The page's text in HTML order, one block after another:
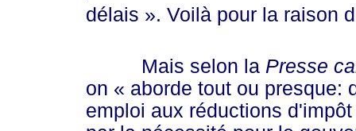
dél ais ». Voilà pour la raison
Mais selon la Presse
on « aborde tout ou presque:
emploi aux réductions